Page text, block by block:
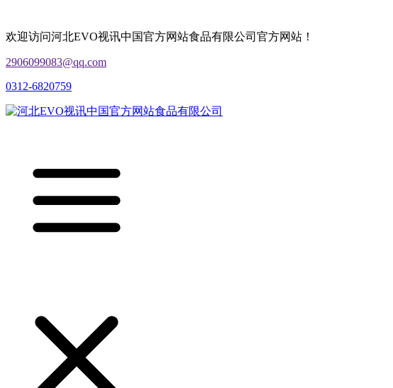
欢迎访问河北EVO视讯中国官方网站食品有限公司官方网站！
2906099083@qq.com
0312-6820759